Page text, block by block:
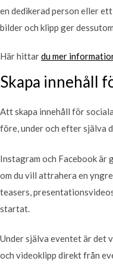
en dedikerad person eller
bilder och klipp ger
Här hittardu mer
Skapa innehåll
Att skapa innehåll för
före, under och efter själva
Instagram och Facebook är
om du vill attrahera en
teasers,
startat.
Under själva eventet är det
och videoklipp direkt från